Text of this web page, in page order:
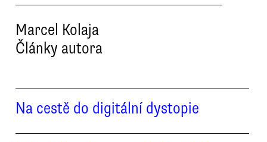
Marcel Kolaja
Články autora
Na cestě do digitální dystopie